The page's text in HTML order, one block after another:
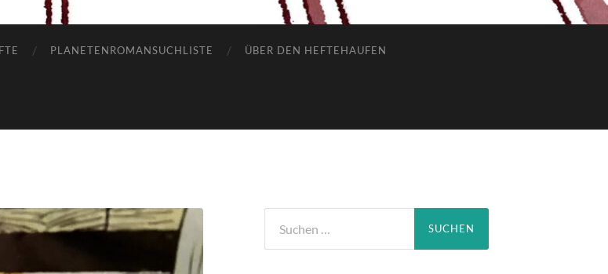
PLANETENROMANSUCHLISTE ÜBER DEN HEFTEHAUFEN
nach: